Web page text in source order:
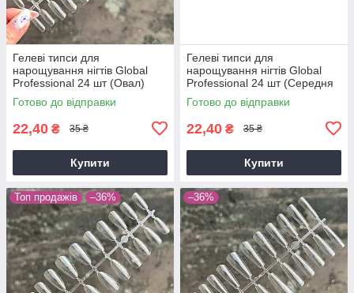
Гелеві типси для
нарощування нігтів Global
Professional 24 шт (Овал)
Готово до відправки
22,40 ₴ 35 ₴
Купити
Гелеві типси для
нарощування нігтів Global
Professional 24 шт (Середня
Балерина)
Готово до відправки
22,40 ₴ 35 ₴
Купити
Топ продажів –36% –36%